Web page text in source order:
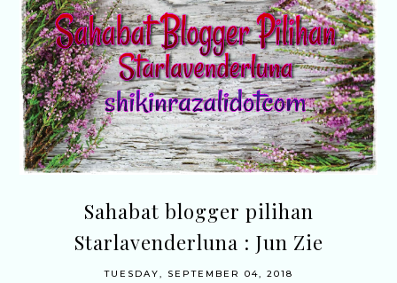
Sahabat blogger pilihan
Starlavenderluna : Jun Zie
TUESDAY, SEPTEMBER 04, 2018